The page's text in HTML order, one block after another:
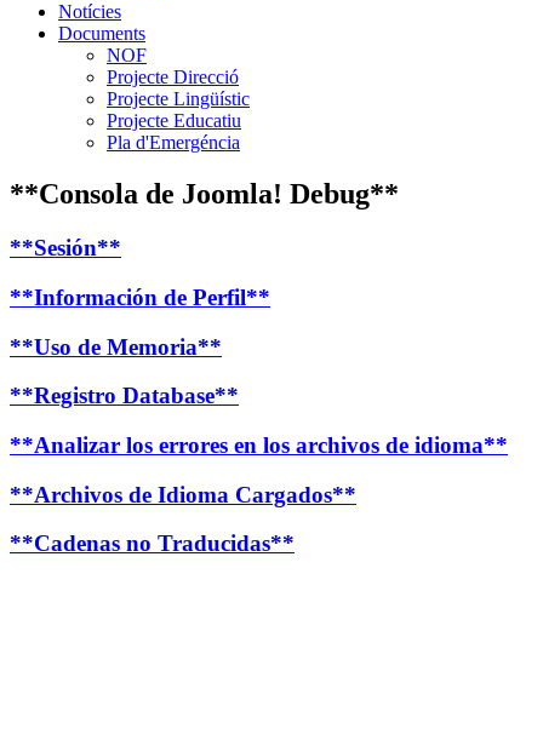
Notícies
Documents
NOF
Projecte Direcció
Projecte Lingüístic
Projecte Educatiu
Pla d'Emergéncia
**Consola de Joomla! Debug**
**Sesión**
**Información de Perfil**
**Uso de Memoria**
**Registro Database**
**Analizar los errores en los archivos de idioma**
**Archivos de Idioma Cargados**
**Cadenas no Traducidas**